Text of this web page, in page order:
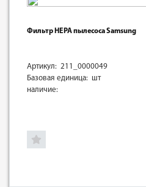
Фильтр HEPA пылесоса Samsung
Артикул: 211_0000049
Базовая единица: шт
наличие: